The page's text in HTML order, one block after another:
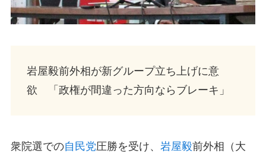
岩屋毅前外相が新グループ立ち上げに意
欲 「政権が間違った方向ならブレーキ」
衆院選での自民党圧勝を受け、 岩屋毅前外相（大